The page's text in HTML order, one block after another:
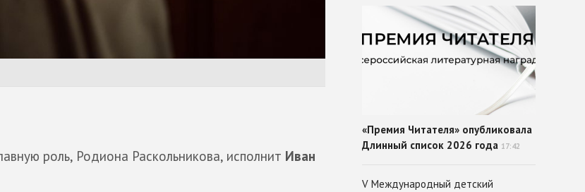
роль, Родиона Раскольникова, исполнит Иван
«Премия Читателя» опубликовала
Длинный список 2026 года 17:42
V Международный детский